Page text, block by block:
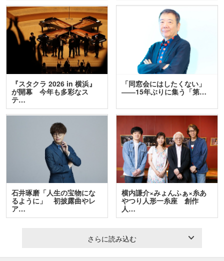
『スタクラ 2026 in 横浜』
が開幕 今年も多彩なス
テ…
「同窓会にはしたくない」
――15年ぶりに集う「第…
石井琢磨「人生の宝物にな
るように」 初披露曲やレ
ア…
横内謙介×みょんふぁ×糸あ
やつり人形一糸座 創作
人…
さらに読み込む